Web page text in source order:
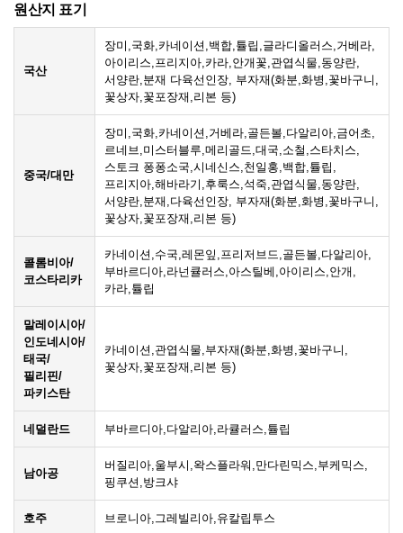
원산지 표기
국산
장미,국화,카네이션,백합,튤립,글라디올러스,거베라,
아이리스,프리지아,카라,안개꽃,관엽식물,동양란,
서양란,분재 다육선인장, 부자재(화분,화병,꽃바구니,
꽃상자,꽃포장재,리본 등)
중국/대만
장미,국화,카네이션,거베라,골든볼,다알리아,금어초,
르네브,미스터블루,메리골드,대국,소철,스타치스,
스토크 퐁퐁소국,시네신스,천일홍,백합,튤립,
프리지아,해바라기,후룩스,석죽,관엽식물,동양란,
서양란,분재,다육선인장, 부자재(화분,화병,꽃바구니,
꽃상자,꽃포장재,리본 등)
콜롬비아/
코스타리카
카네이션,수국,레몬잎,프리저브드,골든볼,다알리아,
부바르디아,라넌큘러스,아스틸베,아이리스,안개,
카라,튤립
말레이시아/
인도네시아/
태국/
필리핀/
파키스탄
카네이션,관엽식물,부자재(화분,화병,꽃바구니,
꽃상자,꽃포장재,리본 등)
네덜란드 부바르디아,다알리아,라큘러스,튤립
남아공
버질리아,울부시,왁스플라워,만다린믹스,부케믹스,
핑쿠션,방크샤
호주 브로니아,그레빌리아,유칼립투스